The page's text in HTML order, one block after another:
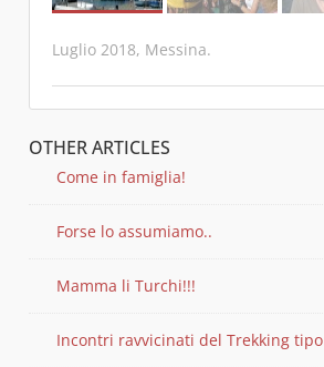
Luglio 2018, Messina.
OTHER ARTICLES
Come in famiglia!
Forse lo assumiamo..
Mamma li Turchi!!!
Incontri ravvicinati del Trekking tipo